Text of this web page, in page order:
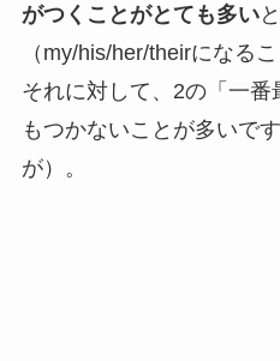
がつくことがとても多い
（my/his/her/theirになるこ
それに対して、2の「一
もつかないことが多いで
が）。